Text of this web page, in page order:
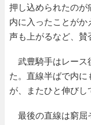
押し込められたのが
内に入ったことがか
声も上がるなど、賛
武豊騎手はレース
た。直線半ばで内に
が、またひと伸びし
最後の直線は窮屈